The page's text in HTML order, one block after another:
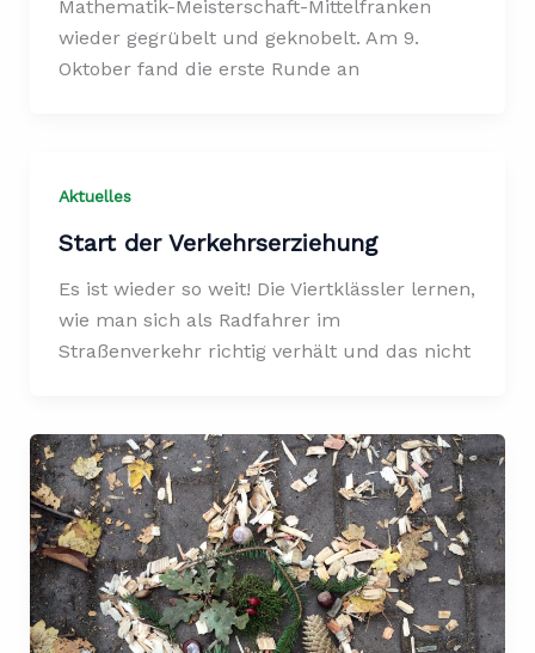
Mathematik-Meisterschaft-Mittelfranken
wieder gegrübelt und geknobelt. Am 9.
Oktober fand die erste Runde an
Aktuelles
Start der Verkehrserziehung
Es ist wieder so weit! Die Viertklässler lernen,
wie man sich als Radfahrer im
Straßenverkehr richtig verhält und das nicht